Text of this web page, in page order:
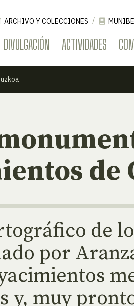
DIVULGACIÓN ACTIVIDADES
ARCHIVO Y COLECCIONES MUNIBE
de
de
por
y, muy